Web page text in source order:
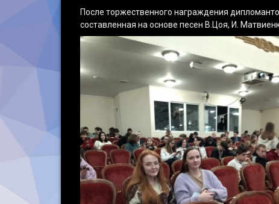
После торжественного награждения
составленная на основе песен В.Цоя, И.